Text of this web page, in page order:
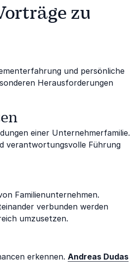
zu
und persönliche
Herausforderungen
einer Unternehmerfamilie.
verantwortungsvolle Führung
Familienunternehmen.
verbunden werden
umzusetzen.
erkennen. Andreas Dudas